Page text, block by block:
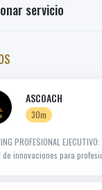
servicio
ASCOACH
30m
PROFESIONAL
innovaciones para